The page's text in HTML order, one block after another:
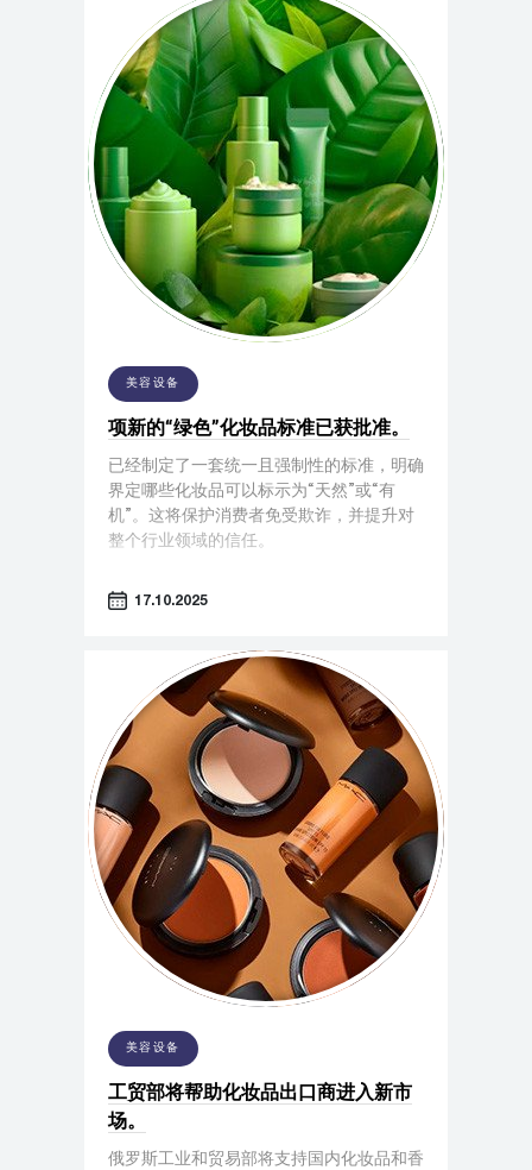
美容设备
项新的“绿色”化妆品标准已获批准。
已经制定了一套统一且强制性的标准，明确
界定哪些化妆品可以标示为“天然”或“有
机”。这将保护消费者免受欺诈，并提升对
整个行业领域的信任。
17.10.2025
美容设备
工贸部将帮助化妆品出口商进入新市
场。
俄罗斯工业和贸易部将支持国内化妆品和香